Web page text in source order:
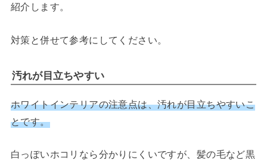
紹介します。
対策と併せて参考にしてください。
汚れが目立ちやすい
ホワイトインテリアの注意点は、汚れが目立ちやすいこ
とです。
白っぽいホコリなら分かりにくいですが、髪の毛など黒